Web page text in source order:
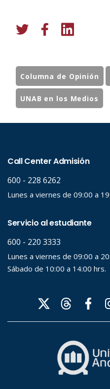
Columna de Opinión
UNAB en los Medios